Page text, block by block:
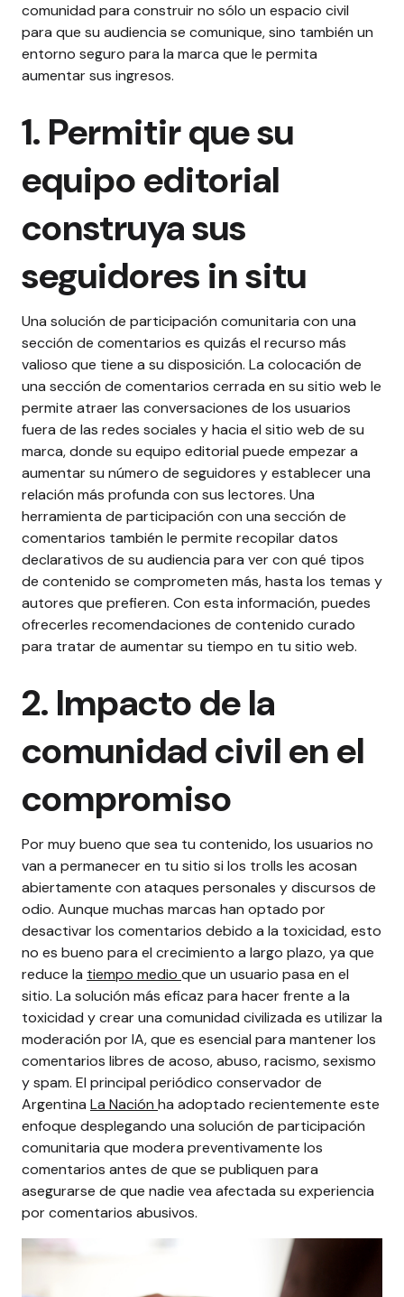
comunidad para construir no sólo un espacio civil
para que su audiencia se comunique, sino también un
entorno seguro para la marca que le permita
aumentar sus ingresos.
1. Permitir que su
equipo editorial
construya sus
seguidores in situ
Una solución de participación comunitaria con una
sección de comentarios es quizás el recurso más
valioso que tiene a su disposición. La colocación de
una sección de comentarios cerrada en su sitio web le
permite atraer las conversaciones de los usuarios
fuera de las redes sociales y hacia el sitio web de su
marca, donde su equipo editorial puede empezar a
aumentar su número de seguidores y establecer una
relación más profunda con sus lectores. Una
herramienta de participación con una sección de
comentarios también le permite recopilar datos
declarativos de su audiencia para ver con qué tipos
de contenido se comprometen más, hasta los temas y
autores que prefieren. Con esta información, puedes
ofrecerles recomendaciones de contenido curado
para tratar de aumentar su tiempo en tu sitio web.
2. Impacto de la
comunidad civil en el
compromiso
Por muy bueno que sea tu contenido, los usuarios no
van a permanecer en tu sitio si los trolls les acosan
abiertamente con ataques personales y discursos de
odio. Aunque muchas marcas han optado por
desactivar los comentarios debido a la toxicidad, esto
no es bueno para el crecimiento a largo plazo, ya que
reduce la tiempo medio que un usuario pasa en el
sitio. La solución más eficaz para hacer frente a la
toxicidad y crear una comunidad civilizada es utilizar la
moderación por IA, que es esencial para mantener los
comentarios libres de acoso, abuso, racismo, sexismo
y spam. El principal periódico conservador de
Argentina La Nación ha adoptado recientemente este
enfoque desplegando una solución de participación
comunitaria que modera preventivamente los
comentarios antes de que se publiquen para
asegurarse de que nadie vea afectada su experiencia
por comentarios abusivos.